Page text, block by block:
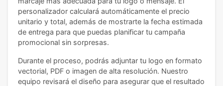
personalizador calculará automáticamente el precio
unitario y total, además de mostrarte la fecha estimada
de entrega para que puedas planificar tu campaña
promocional sin sorpresas.
Durante el proceso, podrás adjuntar tu logo en formato
vectorial, PDF o imagen de alta resolución. Nuestro
equipo revisará el diseño para asegurar que el resultado